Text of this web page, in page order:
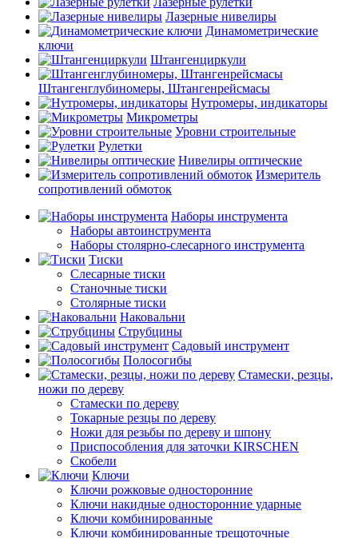
Лазерные нивелиры
Динамометрические
ключи
Штангенциркули
Штангенглубиномеры, Штангенрейсмасы
Нутромеры, индикаторы
Микрометры
Уровни строительные
Рулетки
Нивелиры оптические
Измеритель
сопротивлений обмоток
Наборы инструмента
Наборы автоинструмента
Наборы столярно-слесарного инструмента
Тиски
Слесарные тиски
Станочные тиски
Столярные тиски
Наковальни
Струбцины
Садовый инструмент
Полосогибы
Стамески, резцы,
ножи по дереву
Стамески по дереву
Токарные резцы по дереву
Ножи для резьбы по дереву и шпону
Приспособления для заточки KIRSCHEN
Скобели
Ключи
Ключи рожковые односторонние
Ключи накидные односторонние ударные
Ключи комбинированные
Ключи комбинированные трещоточные